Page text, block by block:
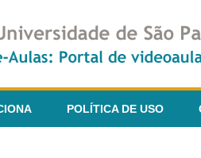
POLÍTICA DE USO